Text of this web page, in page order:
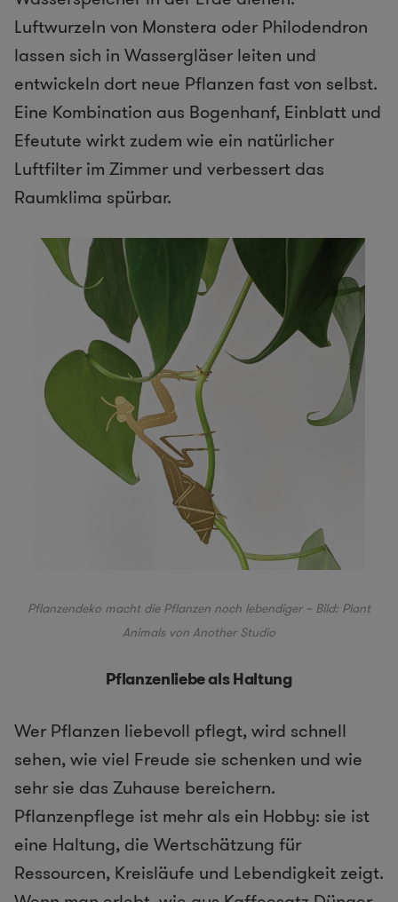
Luftwurzeln von Monstera oder Philodendron
lassen sich in Wassergläser leiten und
entwickeln dort neue Pflanzen fast von selbst.
Eine Kombination aus Bogenhanf, Einblatt und
Efeutute wirkt zudem wie ein natürlicher
Luftfilter im Zimmer und verbessert das
Raumklima spürbar.
Pflanzendeko macht die Pflanzen noch lebendiger – Bild: Plant
Animals von Another Studio
Pflanzenliebe als Haltung
Wer Pflanzen liebevoll pflegt, wird schnell
sehen, wie viel Freude sie schenken und wie
sehr sie das Zuhause bereichern.
Pflanzenpflege ist mehr als ein Hobby: sie ist
eine Haltung, die Wertschätzung für
Ressourcen, Kreisläufe und Lebendigkeit zeigt.